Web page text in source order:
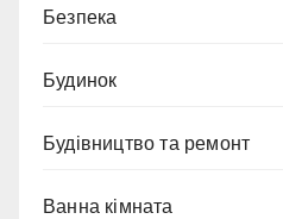
Безпека
Будинок
Будівництво та ремонт
Ванна кімната